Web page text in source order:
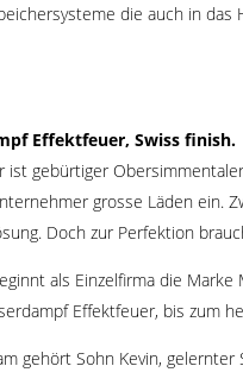
die auch in
Effektfeuer, Swiss finish.
ist gebürtiger
grosse Läden ein.
Doch zur Perfektion
als Einzelfirma die
Effektfeuer, bis zum
gehört Sohn Kevin,